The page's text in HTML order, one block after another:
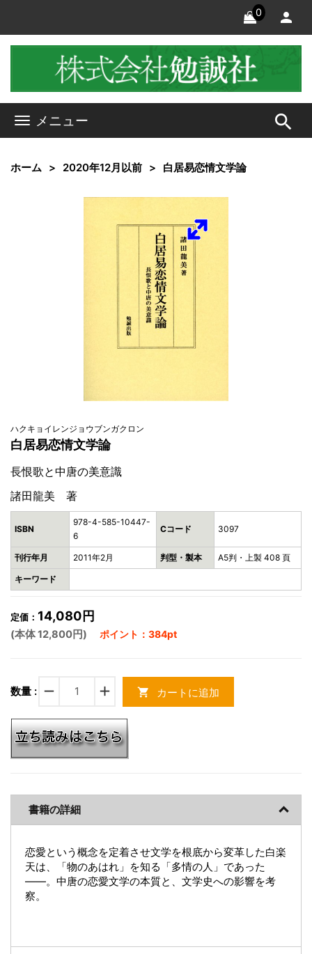
0
メニュー search
ホーム 2020年12月以前 白居易恋情文学論
ハクキョイレンジョウブンガクロン
白居易恋情文学論
長恨歌と中唐の美意識
諸田龍美 著
ISBN
978-4-585-10447-
6
Cコード 3097
刊行年月 2011年2月 判型・製本 A5判・上製 408 頁
キーワード
定価： 14,080円
(本体 12,800円) ポイント：384pt
数量 : remove add shopping_cart カートに追加
書籍の詳細
恋愛という概念を定着させ文学を根底から変革した白楽
天は、「物のあはれ」を知る「多情の人」であった
――。中唐の恋愛文学の本質と、文学史への影響を考
察。